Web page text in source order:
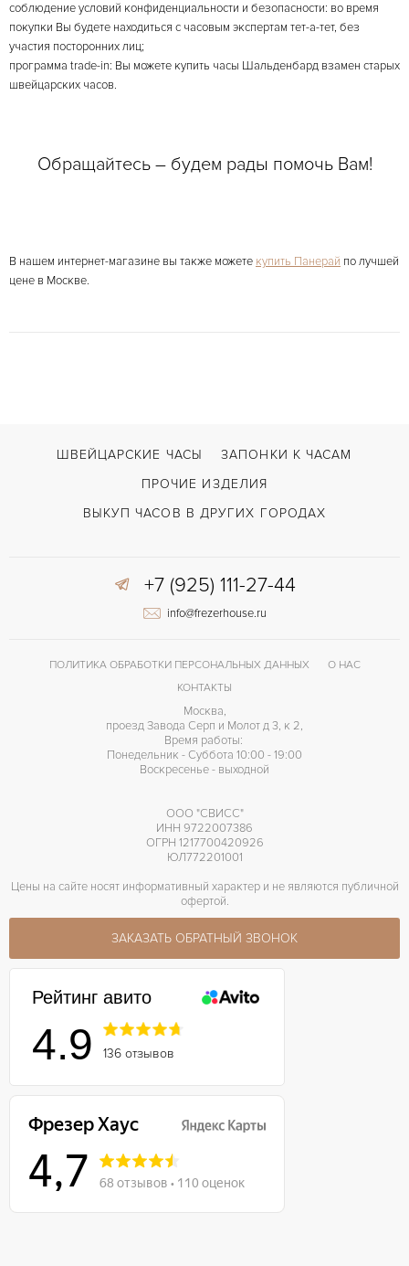
соблюдение условий конфиденциальности и безопасности: во время
покупки Вы будете находиться с часовым экспертам тет-а-тет, без
участия посторонних лиц;
программа trade-in: Вы можете купить часы Шальденбард взамен старых
швейцарских часов.
Обращайтесь – будем рады помочь Вам!
В нашем интернет-магазине вы также можете купить Панерай по лучшей
цене в Москве.
ШВЕЙЦАРСКИЕ ЧАСЫ
ЗАПОНКИ К ЧАСАМ
ПРОЧИЕ ИЗДЕЛИЯ
ВЫКУП ЧАСОВ В ДРУГИХ ГОРОДАХ
+7 (925) 111-27-44
info@frezerhouse.ru
ПОЛИТИКА ОБРАБОТКИ ПЕРСОНАЛЬНЫХ ДАННЫХ
О НАС
КОНТАКТЫ
Москва,
проезд Завода Серп и Молот д 3, к 2,
Время работы:
Понедельник - Суббота 10:00 - 19:00
Воскресенье - выходной
ООО "СВИСС"
ИНН 9722007386
ОГРН 1217700420926
ЮЛ772201001
Цены на сайте носят информативный характер и не являются публичной
офертой.
ЗАКАЗАТЬ ОБРАТНЫЙ ЗВОНОК
Рейтинг авито
4.9 136 отзывов